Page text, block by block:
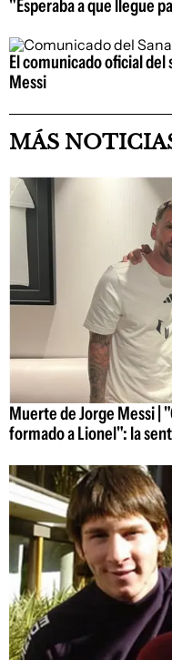
"Esperaba a que llegue
El comunicado oficial
Messi
MÁS
Muerte de Jorge Messi |
formado a Lionel": la